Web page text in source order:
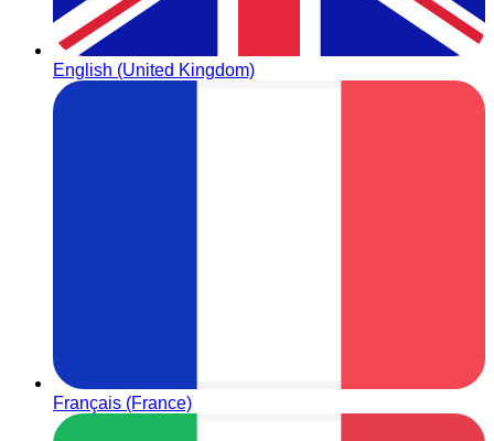
English (United Kingdom)
Français (France)